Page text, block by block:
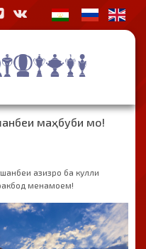
маҳбуби мо!
азизро ба кулли
менамоем!